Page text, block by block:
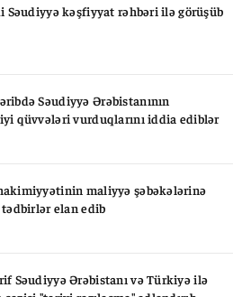
Səudiyyə kəşfiyyat rəhbəri ilə görüşüb
Səudiyyə Ərəbistanının
qüvvələri vurduqlarını iddia ediblər
maliyyə şəbəkələrinə
tədbirlər elan edib
Səudiyyə Ərəbistanı və Türkiyə ilə